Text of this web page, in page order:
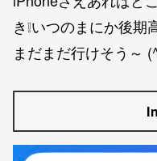
き❕いつのまにか後
まだまだ行けそう～